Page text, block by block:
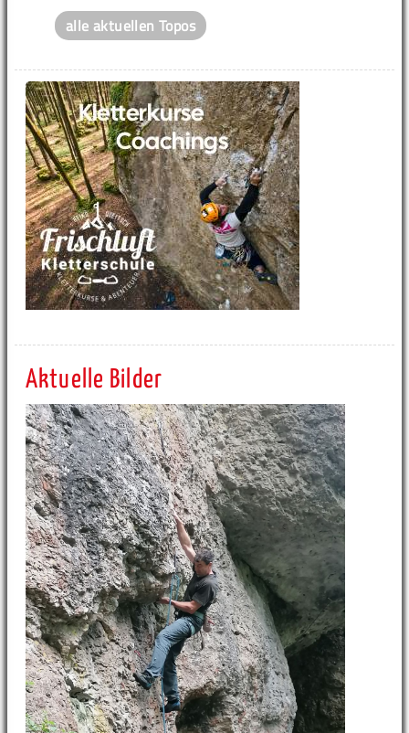
alle aktuellen Topos
Aktuelle Bilder